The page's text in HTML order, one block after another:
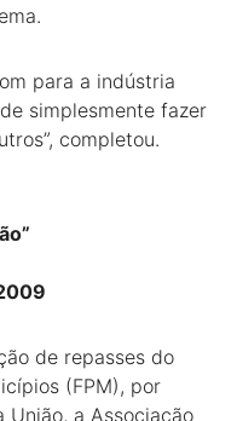
para a indústria
simplesmente fazer
completou.
de repasses do
(FPM), por
União, a Associação